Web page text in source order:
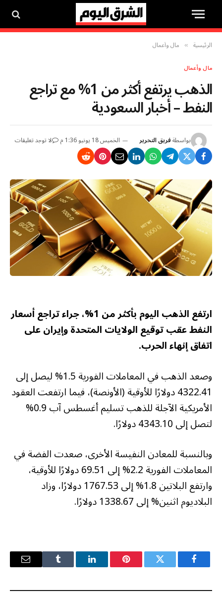
الرئيسية » مال وأعمال
مال وأعمال
الذهب يرتفع أكثر من 1% مع تراجع
النفط – أخبار السعودية
بواسطةفريق التحرير الخميس 18 يونيو 1:36 م لا توجد تعليقات
ارتفع الذهب اليوم بأكثر من 1%، جراء تراجع أسعار
النفط عقب توقيع الولايات المتحدة وإيران على
اتفاق إنهاء الحرب.
وصعد الذهب في ​المعاملات الفورية 1.5% ليصل إلى
‌4322.41 دولارًا للأوقية (الأونصة)، فيما ارتفعت العقود
الأمريكية الآجلة للذهب تسليم أغسطس آب 0.9%
لتصل إلى 4343.10 دولارًا.
وبالنسبة للمعادن النفيسة الأخرى، صعدت الفضة في
المعاملات الفورية ‌2.2% إلى 69.51 دولارًا للأوقية، ​
وارتفع البلاتين 1.8% إلى 1767.53 دولارًا، ​وزاد
البلاديوم اثنين% إلى 1338.67 دولارًا.
فيسبوك تويتر بينتيريستلينكدإن Tumblr
البريد